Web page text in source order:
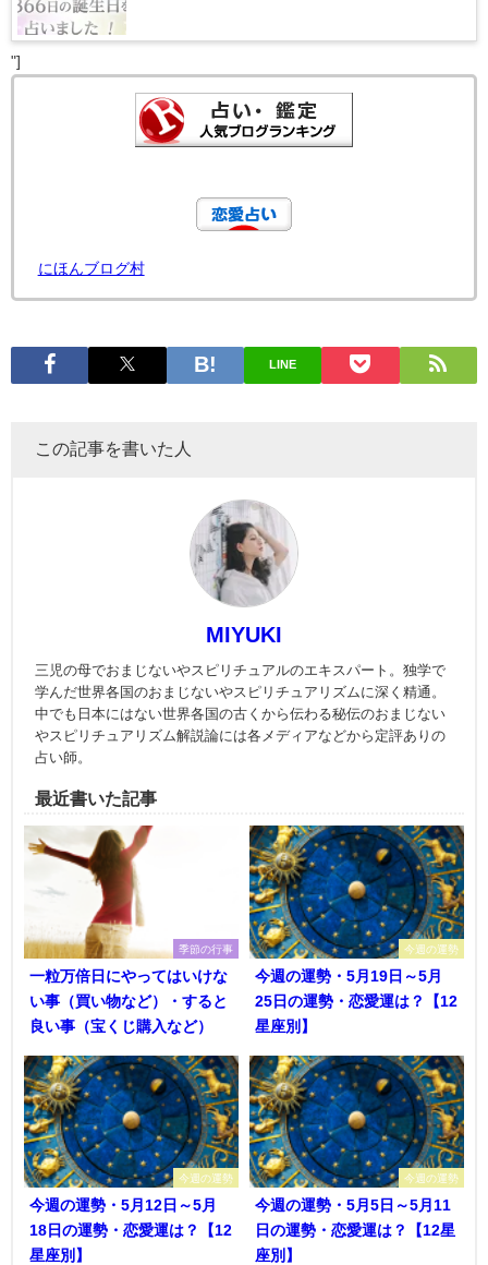
"]
にほんブログ村
LINE
この記事を書いた人
MIYUKI
三児の母でおまじないやスピリチュアルのエキスパート。独学で
学んだ世界各国のおまじないやスピリチュアリズムに深く精通。
中でも日本にはない世界各国の古くから伝わる秘伝のおまじない
やスピリチュアリズム解説論には各メディアなどから定評ありの
占い師。
最近書いた記事
季節の行事
一粒万倍日にやってはいけな
い事（買い物など）・すると
良い事（宝くじ購入など）
今週の運勢
今週の運勢・5月19日～5月
25日の運勢・恋愛運は？【12
星座別】
今週の運勢
今週の運勢・5月12日～5月
18日の運勢・恋愛運は？【12
星座別】
今週の運勢
今週の運勢・5月5日～5月11
日の運勢・恋愛運は？【12星
座別】